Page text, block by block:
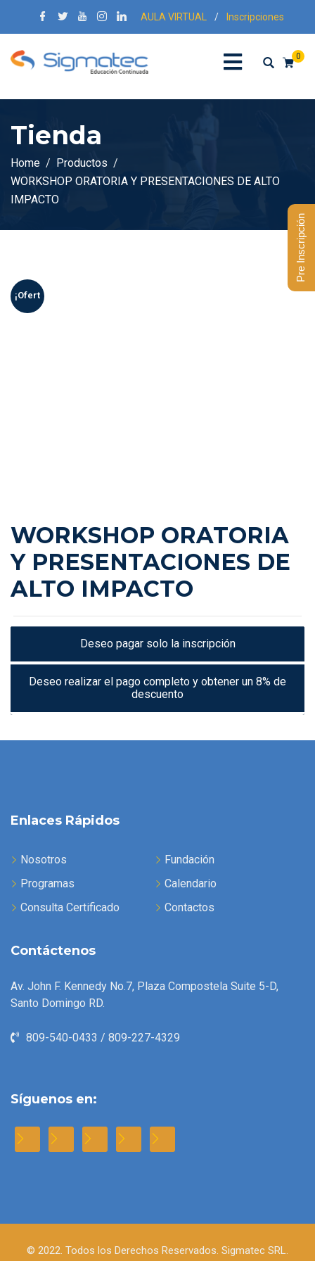
AULA VIRTUAL / Inscripciones
0
Tienda
Home
Productos
WORKSHOP ORATORIA Y PRESENTACIONES DE ALTO
IMPACTO
¡Ofert
WORKSHOP ORATORIA
Y PRESENTACIONES DE
ALTO IMPACTO
Deseo pagar solo la inscripción
Deseo realizar el pago completo y obtener un 8% de
descuento
Enlaces Rápidos
Nosotros
Fundación
Programas
Calendario
Consulta Certificado
Contactos
Contáctenos
Av. John F. Kennedy No.7, Plaza Compostela Suite 5-D,
Santo Domingo RD.
809-540-0433 / 809-227-4329
Síguenos en:
© 2022. Todos los Derechos Reservados. Sigmatec SRL.
Pre Inscripción